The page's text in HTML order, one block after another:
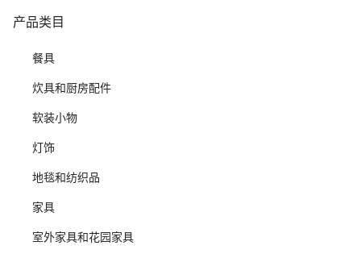
产品类目
餐具
炊具和厨房配件
软装小物
灯饰
地毯和纺织品
家具
室外家具和花园家具